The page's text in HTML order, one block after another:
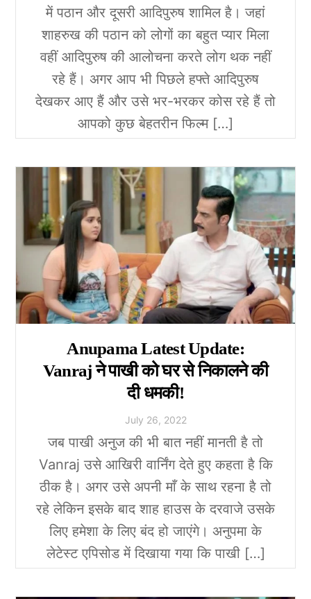
में पठान और दूसरी आदिपुरुष शामिल है। जहां
शाहरुख की पठान को लोगों का बहुत प्यार मिला
वहीं आदिपुरुष की आलोचना करते लोग थक नहीं
रहे हैं। अगर आप भी पिछले हफ्ते आदिपुरुष
देखकर आए हैं और उसे भर-भरकर कोस रहे हैं तो
आपको कुछ बेहतरीन फिल्म […]
Anupama Latest Update:
Vanraj ने पाखी को घर से निकालने की
दी धमकी!
July 26, 2022
जब पाखी अनुज की भी बात नहीं मानती है तो
Vanraj उसे आखिरी वार्निंग देते हुए कहता है कि
ठीक है। अगर उसे अपनी माँ के साथ रहना है तो
रहे लेकिन इसके बाद शाह हाउस के दरवाजे उसके
लिए हमेशा के लिए बंद हो जाएंगे। अनुपमा के
लेटेस्ट एपिसोड में दिखाया गया कि पाखी […]